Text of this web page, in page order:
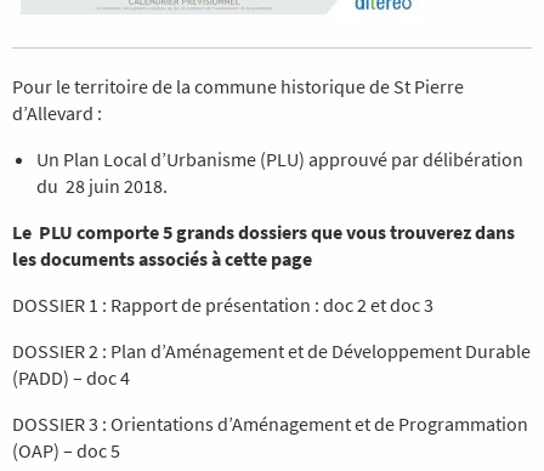
Pour le territoire de la commune historique de St Pierre
d’Allevard :
Un Plan Local d’Urbanisme (PLU) approuvé par délibération
du 28 juin 2018.
Le PLU comporte 5 grands dossiers que vous trouverez dans
les documents associés à cette page
DOSSIER 1 : Rapport de présentation : doc 2 et doc 3
DOSSIER 2 : Plan d’Aménagement et de Développement Durable
(PADD) – doc 4
DOSSIER 3 : Orientations d’Aménagement et de Programmation
(OAP) – doc 5